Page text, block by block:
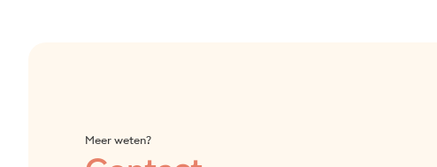
Meer weten?